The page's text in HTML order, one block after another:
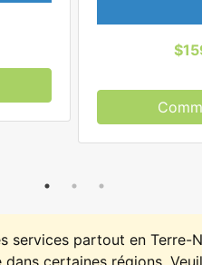
services partout en Terre-
certaines régions.